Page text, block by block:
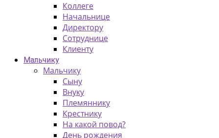
Коллеге
Начальнице
Директору
Сотруднице
Клиенту
Мальчику
Мальчику
Сыну
Внуку
Племяннику
Крестнику
На какой повод?
День рождения